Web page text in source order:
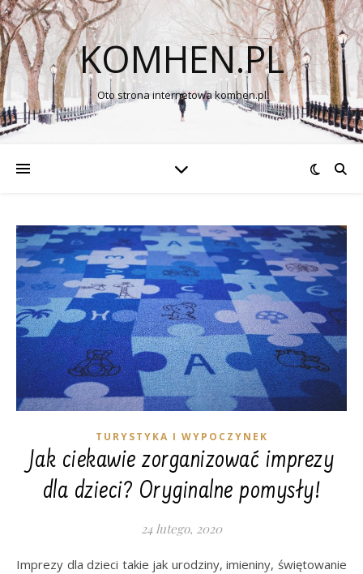
KOMHEN.PL
Oto strona internetowa komhen.pl
TURYSTYKA I WYPOCZYNEK
Jak ciekawie zorganizować imprezy
dla dzieci? Oryginalne pomysły!
24 lutego, 2020
Imprezy dla dzieci takie jak urodziny, imieniny, świętowanie